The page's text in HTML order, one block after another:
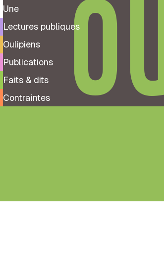
Une
Lectures publiques
Oulipiens
Publications
Faits & dits
Contraintes